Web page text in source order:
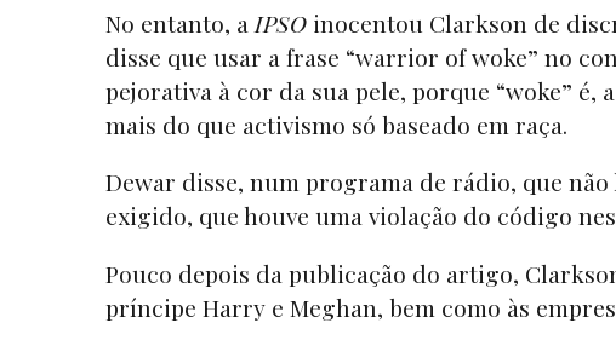
No entanto, aIPSO inocentou Clarkson de
disse que usar a frase “warrior of woke” no
pejorativa à cor da sua pele, porque “woke”
mais do que activismo só baseado em raça.
Dewar disse, num programa de rádio, que
exigido, que houve uma violação do código
Pouco depois da publicação do artigo,
príncipe Harry e Meghan, bem como às